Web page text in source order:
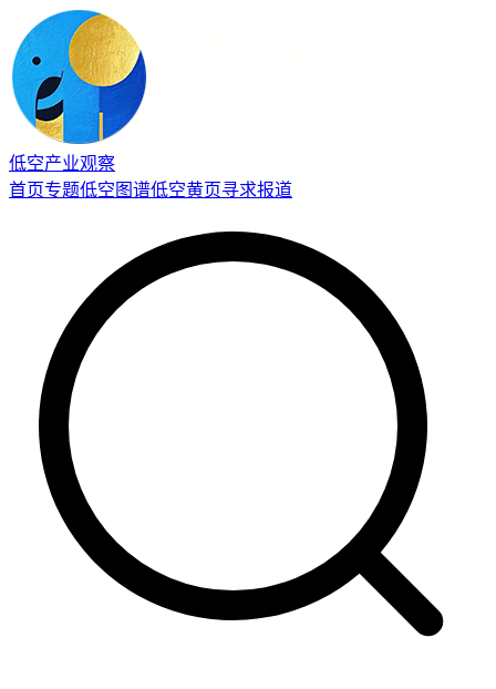
低空产业观察
首页专题低空图谱低空黄页寻求报道